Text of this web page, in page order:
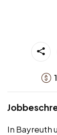
In Bayreuth